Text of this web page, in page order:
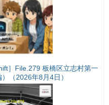
］File.279 板橋区立志村第一
（2026年8月4日）